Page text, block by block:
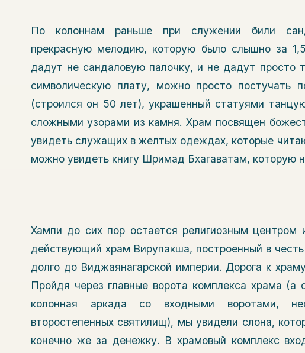
По колоннам раньше при служении били
прекрасную мелодию, которую было слышно за
дадут не сандаловую палочку, и не дадут просто
символическую плату, можно просто
(строился он 50 лет), украшенный статуями
сложными узорами из камня. Храм посвящен
увидеть служащих в желтых одеждах, которые
можно увидеть книгу Шримад Бхагаватам, которую
Хампи до сих пор остается религиозным центром
действующий храм Вирупакша, построенный в
долго до Виджаянагарской империи. Дорога к
Пройдя через главные ворота комплекса храма (а
колонная аркада со входными воротами,
второстепенных святилищ), мы увидели слона,
конечно же за денежку. В храмовый комплекс